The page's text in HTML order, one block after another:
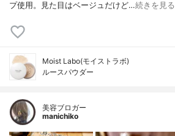
プ使用。見た目はベージュだけど…続きを見る
Moist Labo(モイストラボ)
ルースパウダー
美容ブロガー
manichiko